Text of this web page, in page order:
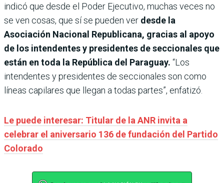
indicó que desde el Poder Ejecutivo, muchas veces no
se ven cosas, que sí se pueden ver desde la
Asociación Nacional Republicana, gracias al apoyo
de los intendentes y presidentes de seccionales que
están en toda la República del Paraguay. “Los
intendentes y presidentes de seccionales son como
líneas capilares que llegan a todas partes”, enfatizó.
Le puede interesar: Titular de la ANR invita a
celebrar el aniversario 136 de fundación del Partido
Colorado